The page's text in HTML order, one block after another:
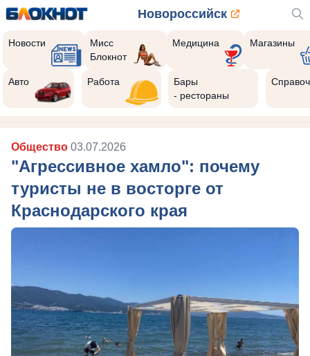
Новороссийск
Новости
Мисс
Блокнот
Медицина Магазины
Авто Работа
Бары
- рестораны
Общество 03.07.2026
"Агрессивное хамло": почему
туристы не в восторге от
Краснодарского края